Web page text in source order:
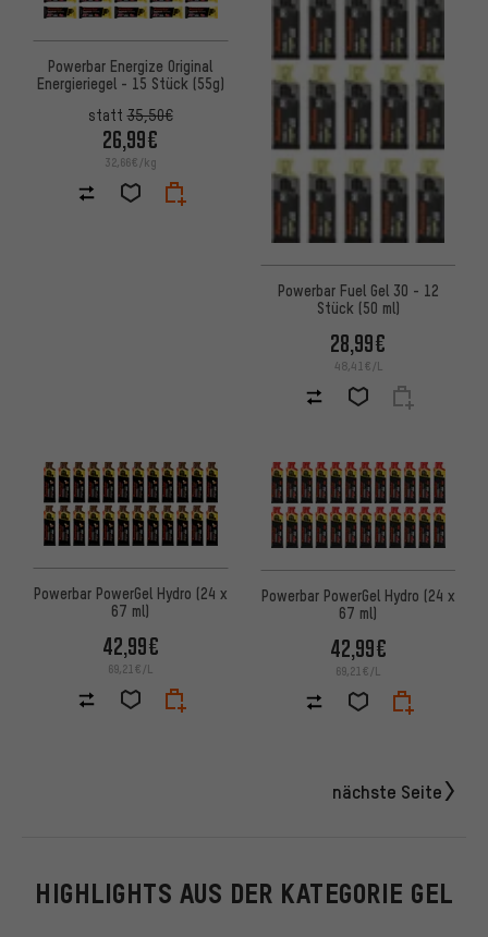
Powerbar Energize Original
Energieriegel - 15 Stück (55g)
statt35,50€
26,99€
32,66€/kg
Powerbar Fuel Gel 30 - 12
Stück (50 ml)
28,99€
48,41€/L
Powerbar PowerGel Hydro (24 x
67 ml)
42,99€
69,21€/L
Powerbar PowerGel Hydro (24 x
67 ml)
42,99€
69,21€/L
nächste Seite
HIGHLIGHTS AUS DER KATEGORIE GEL